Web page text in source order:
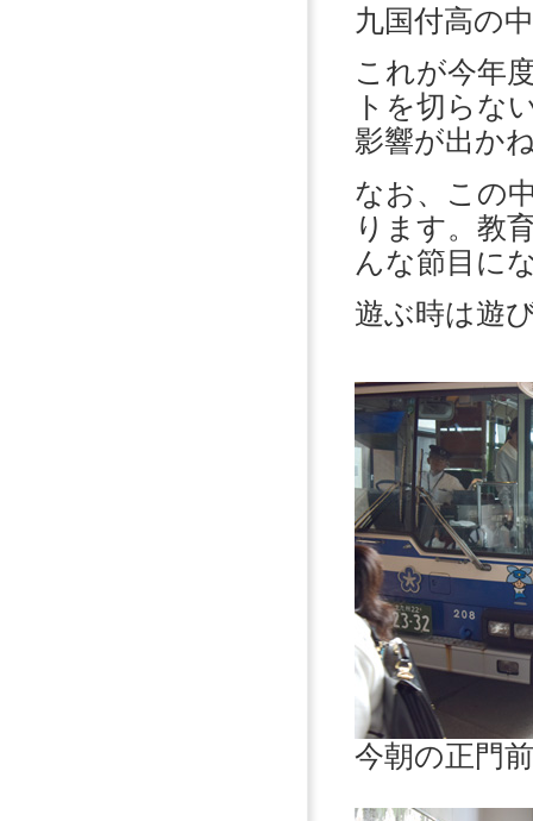
九国付高の
これが今年
トを切らな
影響が出か
なお、この
ります。教
んな節目に
遊ぶ時は遊
今朝の正門